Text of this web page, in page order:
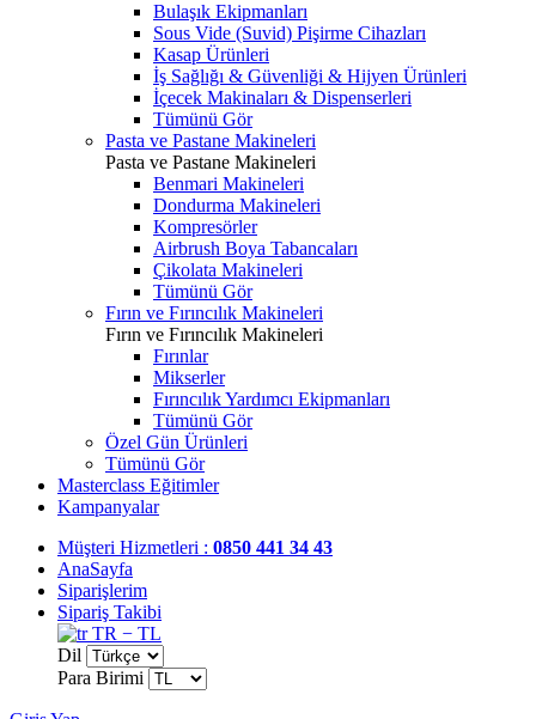
Bulaşık Ekipmanları
Sous Vide (Suvid) Pişirme Cihazları
Kasap Ürünleri
İş Sağlığı & Güvenliği & Hijyen Ürünleri
İçecek Makinaları & Dispenserleri
Tümünü Gör
Pasta ve Pastane Makineleri
Pasta ve Pastane Makineleri
Benmari Makineleri
Dondurma Makineleri
Kompresörler
Airbrush Boya Tabancaları
Çikolata Makineleri
Tümünü Gör
Fırın ve Fırıncılık Makineleri
Fırın ve Fırıncılık Makineleri
Fırınlar
Mikserler
Fırıncılık Yardımcı Ekipmanları
Tümünü Gör
Özel Gün Ürünleri
Tümünü Gör
Masterclass Eğitimler
Kampanyalar
Müşteri Hizmetleri : 0850 441 34 43
AnaSayfa
Siparişlerim
Sipariş Takibi
TR − TL
Dil
Para Birimi